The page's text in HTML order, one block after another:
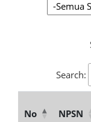
Search:
No NPSN